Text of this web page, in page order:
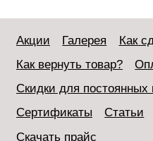
Акции Галерея
Как
Как вернуть товар?
Скидки для постоянных
Сертификаты
Статьи
Скачать прайс